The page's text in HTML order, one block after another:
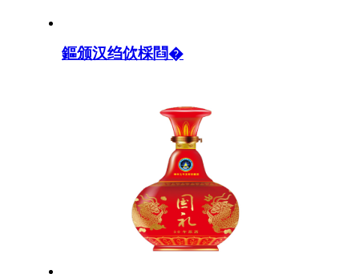
鏂颁汉绉佽棌閰�